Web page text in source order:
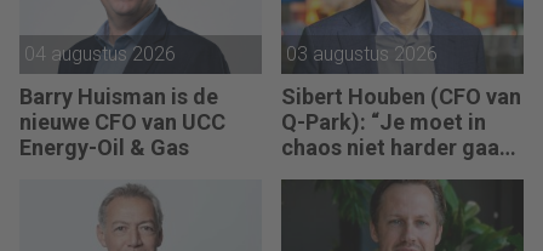
04 augustus 2026
Barry Huisman is de
nieuwe CFO van UCC
Energy-Oil & Gas
03 augustus 2026
Sibert Houben (CFO van
Q-Park): “Je moet in
chaos niet harder gaan
rennen, maar teruggaan
naar de fundamenten.”